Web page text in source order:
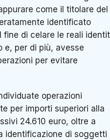
come il titolare del
identificato
di celare le reali
e, per di più, avesse
per evitare
operazioni
per importi superiori alla
24.610 euro, oltre a
identificazione di soggetti